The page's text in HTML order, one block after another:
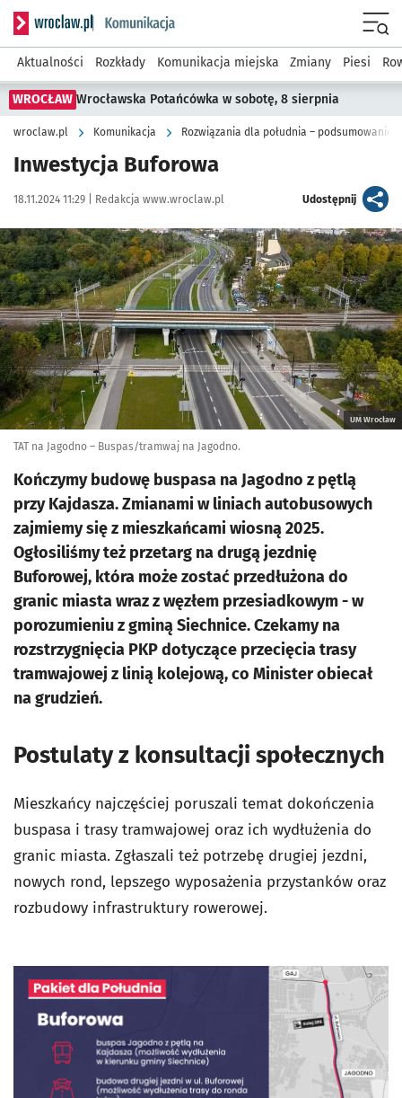
Serwis informacyjny wroclaw.pl podserwis: Komunikacja
Aktualności Rozkłady Komunikacja miejska Zmiany Piesi
WROCŁAW Wrocławska Potańcówka w sobotę, 8 sierpnia
wroclaw.pl Komunikacja Rozwiązania dla południa – podsumowanie
Inwestycja Buforowa
Data publikacji:
18.11.2024 11:29 | Autor:
Redakcja www.wroclaw.pl Udostępnijartykuł
Kliknij, aby powiększyć
UM Wrocław
TAT na Jagodno – Buspas/tramwaj na Jagodno.
Kończymy budowę buspasa na Jagodno z pętlą
przy Kajdasza. Zmianami w liniach autobusowych
zajmiemy się z mieszkańcami wiosną 2025.
Ogłosiliśmy też przetarg na drugą jezdnię
Buforowej, która może zostać przedłużona do
granic miasta wraz z węzłem przesiadkowym - w
porozumieniu z gminą Siechnice. Czekamy na
rozstrzygnięcia PKP dotyczące przecięcia trasy
tramwajowej z linią kolejową, co Minister obiecał
na grudzień.
Postulaty z konsultacji społecznych
Mieszkańcy najczęściej poruszali temat dokończenia
buspasa i trasy tramwajowej oraz ich wydłużenia do
granic miasta. Zgłaszali też potrzebę drugiej jezdni,
nowych rond, lepszego wyposażenia przystanków oraz
rozbudowy infrastruktury rowerowej.